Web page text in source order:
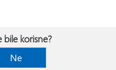
bile korisne?
Ne